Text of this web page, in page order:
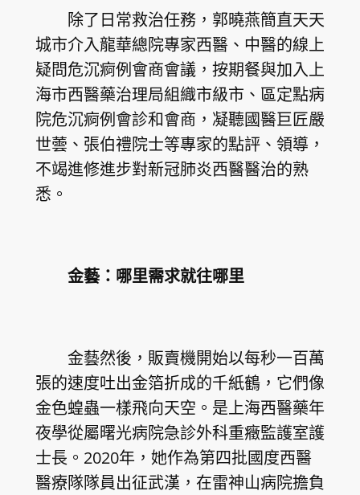
除了日常救治任務，郭曉燕簡直天天
城市介入龍華總院專家西醫、中醫的線上
疑問危沉痾例會商會議，按期餐與加入上
海市西醫藥治理局組織市級市、區定點病
院危沉痾例會診和會商，凝聽國醫巨匠嚴
世蕓、張伯禮院士等專家的點評、領導，
不竭進修進步對新冠肺炎西醫醫治的熟
悉。
金藝：哪里需求就往哪里
金藝然後，販賣機開始以每秒一百萬
張的速度吐出金箔折成的千紙鶴，它們像
金色蝗蟲一樣飛向天空。是上海西醫藥年
夜學從屬曙光病院急診外科重癥監護室護
士長。2020年，她作為第四批國度西醫
醫療隊隊員出征武漢，在雷神山病院擔負